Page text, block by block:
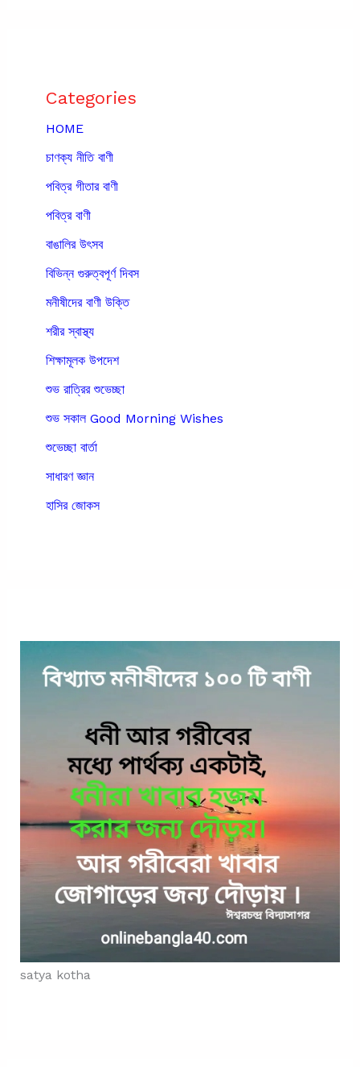
Categories
HOME
চাণক্য নীতি বাণী
পবিত্র গীতার বাণী
পবিত্র বাণী
বাঙালির উৎসব
বিভিন্ন গুরুত্বপূর্ণ দিবস
মনীষীদের বাণী উক্তি
শরীর স্বাস্থ্য
শিক্ষামূলক উপদেশ
শুভ রাত্রির শুভেচ্ছা
শুভ সকাল Good Morning Wishes
শুভেচ্ছা বার্তা
সাধারণ জ্ঞান
হাসির জোকস
satya kotha